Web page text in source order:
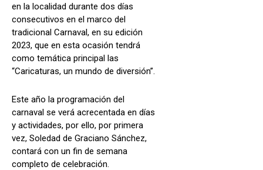
en la localidad durante dos días
consecutivos en el marco del
tradicional Carnaval, en su edición
2023, que en esta ocasión tendrá
como temática principal las
“Caricaturas, un mundo de diversión”.
Este año la programación del
carnaval se verá acrecentada en días
y actividades, por ello, por primera
vez, Soledad de Graciano Sánchez,
contará con un fin de semana
completo de celebración.